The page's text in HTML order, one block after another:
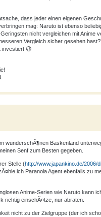
dass jeder einen eigenen
mag: Naruto ist ebenso
nicht vergleichen mit Anime
Vergleich sicher gesehen
investiert 😉
wunderschÃ¶nen Baskenland
Senf zum Besten gegeben.
Stelle (http://www.japankino.de/2006/
ich Paranoia Agent ebenfalls zu
Anime-Serien wie Naruto kann
richtig einschÃ¤tze, nur abraten.
nicht zu der Zielgruppe (der ich